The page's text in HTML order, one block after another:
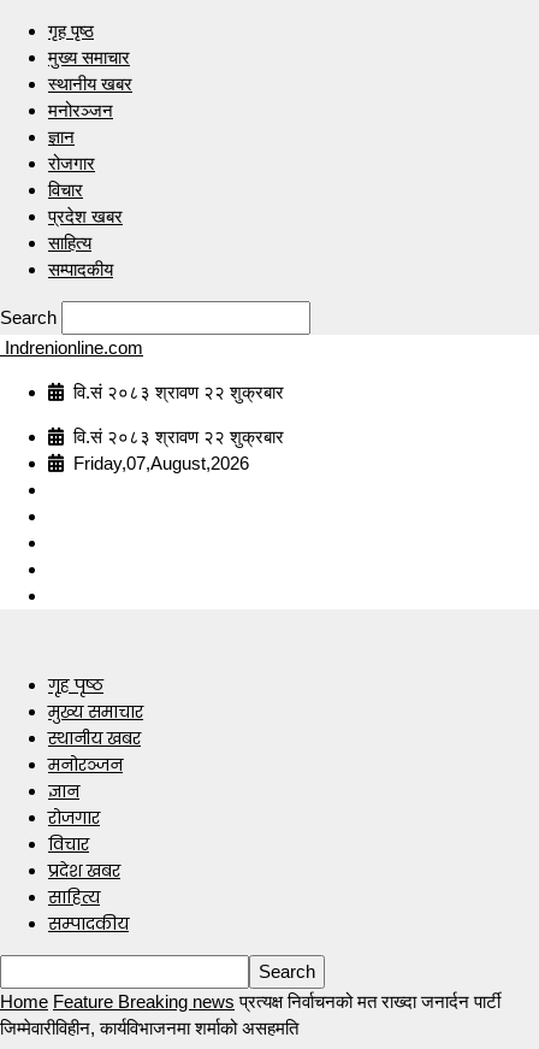
गृह पृष्ठ
मुख्य समाचार
स्थानीय खबर
मनोरञ्जन
ज्ञान
रोजगार
विचार
प्रदेश खबर
साहित्य
सम्पादकीय
Search
Indrenionline.com
वि.सं २०८३ श्रावण २२ शुक्रबार
वि.सं २०८३ श्रावण २२ शुक्रबार
Friday,07,August,2026
गृह पृष्ठ
मुख्य समाचार
स्थानीय खबर
मनोरञ्जन
ज्ञान
रोजगार
विचार
प्रदेश खबर
साहित्य
सम्पादकीय
Home Feature Breaking news प्रत्यक्ष निर्वाचनको मत राख्दा जनार्दन पार्टी
जिम्मेवारीविहीन, कार्यविभाजनमा शर्माको असहमति